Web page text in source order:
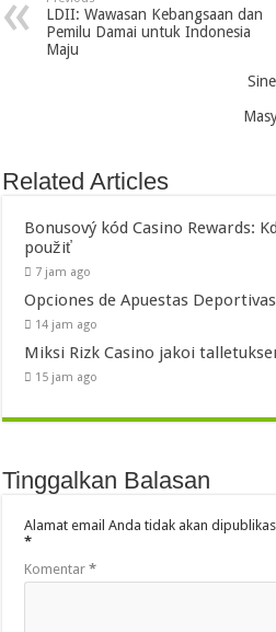
LDII: Wawasan Kebangsaan dan
Pemilu Damai untuk Indonesia
Maju
Related Articles
Bonusový kód Casino Rewards:
použiť
7 jam ago
Opciones de Apuestas
14 jam ago
Miksi Rizk Casino jakoi
15 jam ago
Tinggalkan Balasan
Alamat email Anda tidak akan
*
Komentar*